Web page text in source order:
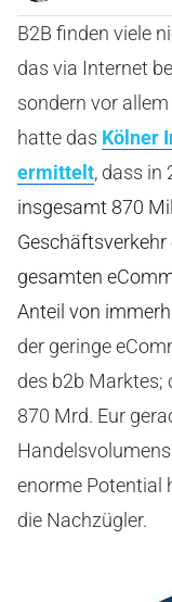
B2B finden viele
das via Internet
sondern vor
hatte das Kölner
ermittelt, dass in
insgesamt 870
gesamten
Anteil von
der geringe
des b2b Marktes;
870 Mrd. Eur
enorme Potential
die Nachzügler.